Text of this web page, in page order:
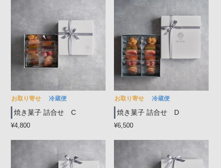
お取り寄せ 冷蔵便
焼き菓子 詰合せ C
¥4,800
お取り寄せ 冷蔵便
焼き菓子 詰合せ D
¥6,500